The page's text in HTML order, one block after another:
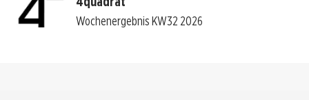
Wochenergebnis KW32 2026